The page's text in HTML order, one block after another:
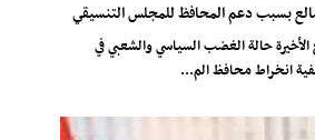
بسبب دعم المحافظ للمجلس التنسيقي
حالة الغضب السياسي والشعبي في
انخراط محافظ الم...